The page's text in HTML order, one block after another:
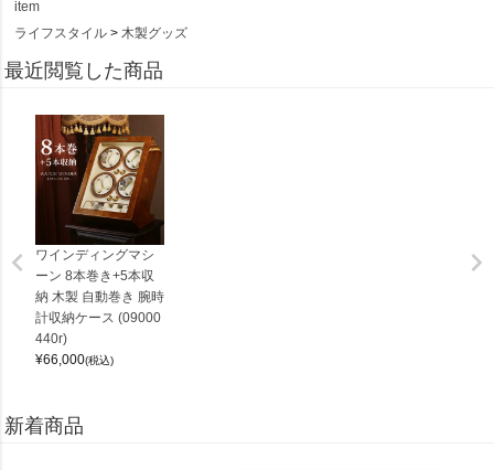
item
ライフスタイル
木製グッズ
最近閲覧した商品
ワインディングマシ
ーン 8本巻き+5本収
納 木製 自動巻き 腕時
計収納ケース (09000
440r)
¥66,000(税込)
新着商品